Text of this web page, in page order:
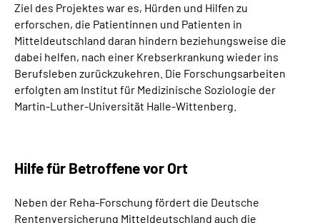
Ziel des Projektes war es, Hürden und Hilfen zu
erforschen, die Patientinnen und Patienten in
Mitteldeutschland daran hindern beziehungsweise die
dabei helfen, nach einer Krebserkrankung wieder ins
Berufsleben zurückzukehren. Die Forschungsarbeiten
erfolgten am Institut für Medizinische Soziologie der
Martin-Luther-Universität Halle-Wittenberg.
Hilfe für Betroffene vor Ort
Neben der Reha-Forschung fördert die Deutsche
Rentenversicherung Mitteldeutschland auch die